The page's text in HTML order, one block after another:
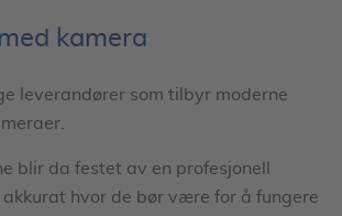
kamera
leverandører som tilbyr moderne
blir da festet av en profesjonell
hvor de bør være for å fungere